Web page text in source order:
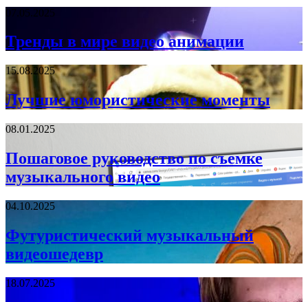
07.05.2025
Тренды в мире видео анимации
15.08.2025
Лучшие юмористические моменты
08.01.2025
Пошаговое руководство по съемке
музыкального видео
04.10.2025
Футуристический музыкальный
видеошедевр
18.07.2025